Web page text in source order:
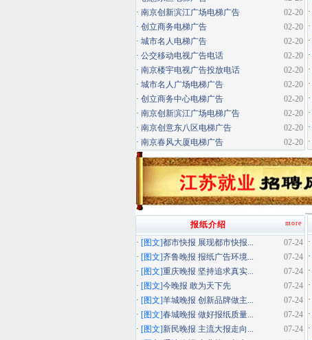
·
·
·
·
·
·
·
·
·
·
02-20
· 南京创新滨江广场电梯广告
02-20
· 创立商务电梯广告
02-20
· 城市名人电梯广告
02-20
· 公交移动电视广告电话
02-20
· 南京楼宇电视广告投放电话
02-20
· 城市名人广场电梯广告
02-20
· 创立商务中心电梯广告
02-20
· 南京创新滨江广场电梯广告
02-20
· 南京创意东八区电梯广告
02-20
· 南京春风大厦电梯广告
·
·
·
·
·
·
·
more
报纸介绍
07-24
· [图文]都市快报 展现都市快报...
07-24
· [图文]齐鲁晚报 报纸广告环境...
07-24
· [图文]重庆晚报 坚持追求真实...
07-24
· [图文]今晚报 敢为天下先
07-24
· [图文]羊城晚报 创新品牌做主...
07-24
· [图文]春城晚报 做好报纸质量...
07-24
· [图文]新民晚报 主流大报走向...